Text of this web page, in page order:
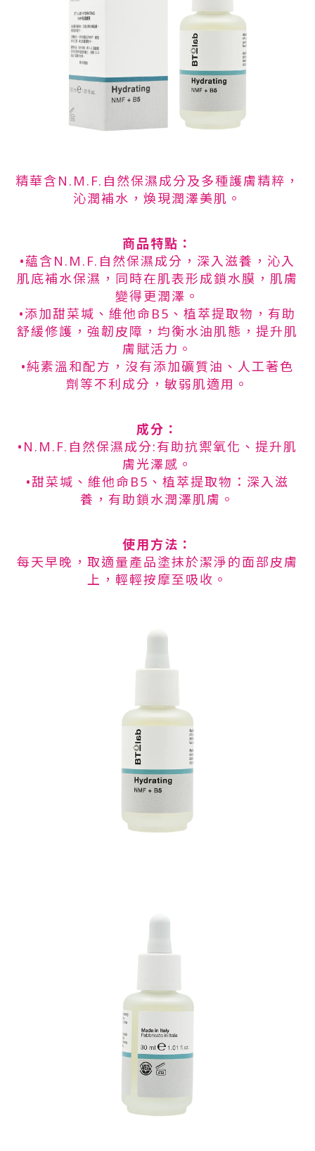
精華含N.M.F.自然保濕成分及多種護膚精粹，
沁潤補水，煥現潤澤美肌。
商品特點：
•蘊含N.M.F.自然保濕成分，深入滋養，沁入
肌底補水保濕，同時在肌表形成鎖水膜，肌膚
變得更潤澤。
•添加甜菜堿、維他命B5、植萃提取物，有助
舒緩修護，強韌皮障，均衡水油肌態，提升肌
膚賦活力。
•純素溫和配方，沒有添加礦質油、人工著色
劑等不利成分，敏弱肌適用。
成分：
•N.M.F.自然保濕成分:有助抗禦氧化、提升肌
膚光澤感。
•甜菜堿、維他命B5、植萃提取物：深入滋
養，有助鎖水潤澤肌膚。
使用方法：
每天早晚，取適量產品塗抹於潔淨的面部皮膚
上，輕輕按摩至吸收。